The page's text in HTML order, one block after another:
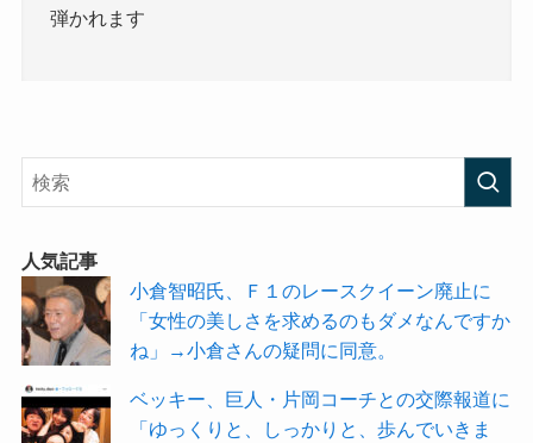
弾かれます
人気記事
小倉智昭氏、Ｆ１のレースクイーン廃止に
「女性の美しさを求めるのもダメなんですか
ね」→小倉さんの疑問に同意。
ベッキー、巨人・片岡コーチとの交際報道に
「ゆっくりと、しっかりと、歩んでいきま